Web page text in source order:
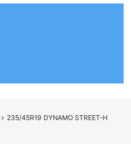
235/45R19 DYNAMO STREET-H